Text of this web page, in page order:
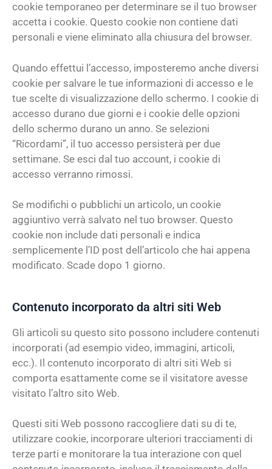
cookie temporaneo per determinare se il tuo browser
accetta i cookie. Questo cookie non contiene dati
personali e viene eliminato alla chiusura del browser.
Quando effettui l’accesso, imposteremo anche diversi
cookie per salvare le tue informazioni di accesso e le
tue scelte di visualizzazione dello schermo. I cookie di
accesso durano due giorni e i cookie delle opzioni
dello schermo durano un anno. Se selezioni
“Ricordami”, il tuo accesso persisterà per due
settimane. Se esci dal tuo account, i cookie di
accesso verranno rimossi.
Se modifichi o pubblichi un articolo, un cookie
aggiuntivo verrà salvato nel tuo browser. Questo
cookie non include dati personali e indica
semplicemente l’ID post dell’articolo che hai appena
modificato. Scade dopo 1 giorno.
Contenuto incorporato da altri siti Web
Gli articoli su questo sito possono includere contenuti
incorporati (ad esempio video, immagini, articoli,
ecc.). Il contenuto incorporato di altri siti Web si
comporta esattamente come se il visitatore avesse
visitato l’altro sito Web.
Questi siti Web possono raccogliere dati su di te,
utilizzare cookie, incorporare ulteriori tracciamenti di
terze parti e monitorare la tua interazione con quel